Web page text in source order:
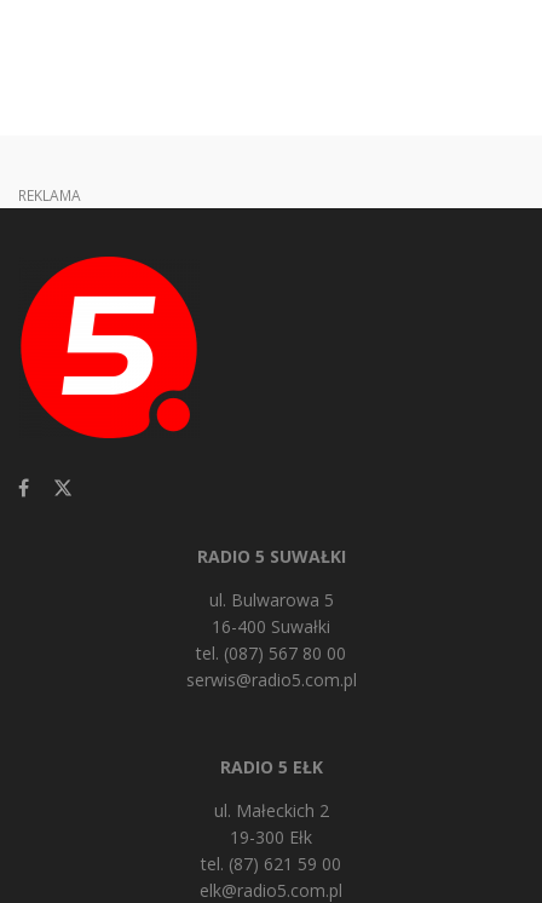
REKLAMA
RADIO 5 SUWAŁKI
ul. Bulwarowa 5
16-400 Suwałki
tel. (087) 567 80 00
serwis@radio5.com.pl
RADIO 5 EŁK
ul. Małeckich 2
19-300 Ełk
tel. (87) 621 59 00
elk@radio5.com.pl